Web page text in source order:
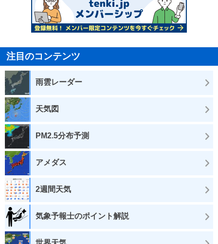
注目のコンテンツ
雨雲レーダー
天気図
PM2.5分布予測
アメダス
2週間天気
気象予報士のポイント解説